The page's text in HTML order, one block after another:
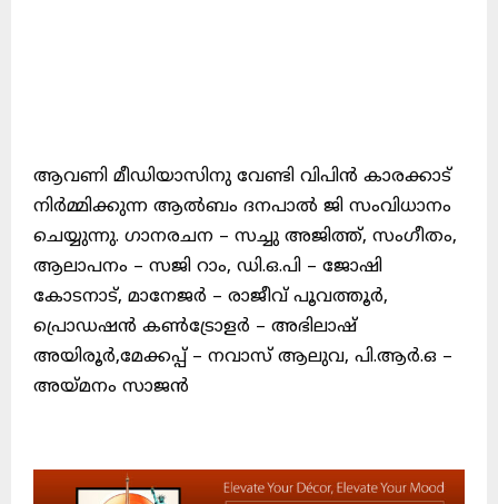
ആവണി മീഡിയാസിനു വേണ്ടി വിപിൻ കാരക്കാട്
നിർമ്മിക്കുന്ന ആൽബം ദനപാൽ ജി സംവിധാനം
ചെയ്യുന്നു. ഗാനരചന – സച്ചു അജിത്ത്, സംഗീതം,
ആലാപനം – സജി റാം, ഡി.ഒ.പി – ജോഷി
കോടനാട്, മാനേജർ – രാജീവ് പൂവത്തൂർ,
പ്രൊഡഷൻ കൺട്രോളർ – അഭിലാഷ്
അയിരൂർ,മേക്കപ്പ് – നവാസ് ആലുവ, പി.ആർ.ഒ –
അയ്മനം സാജൻ